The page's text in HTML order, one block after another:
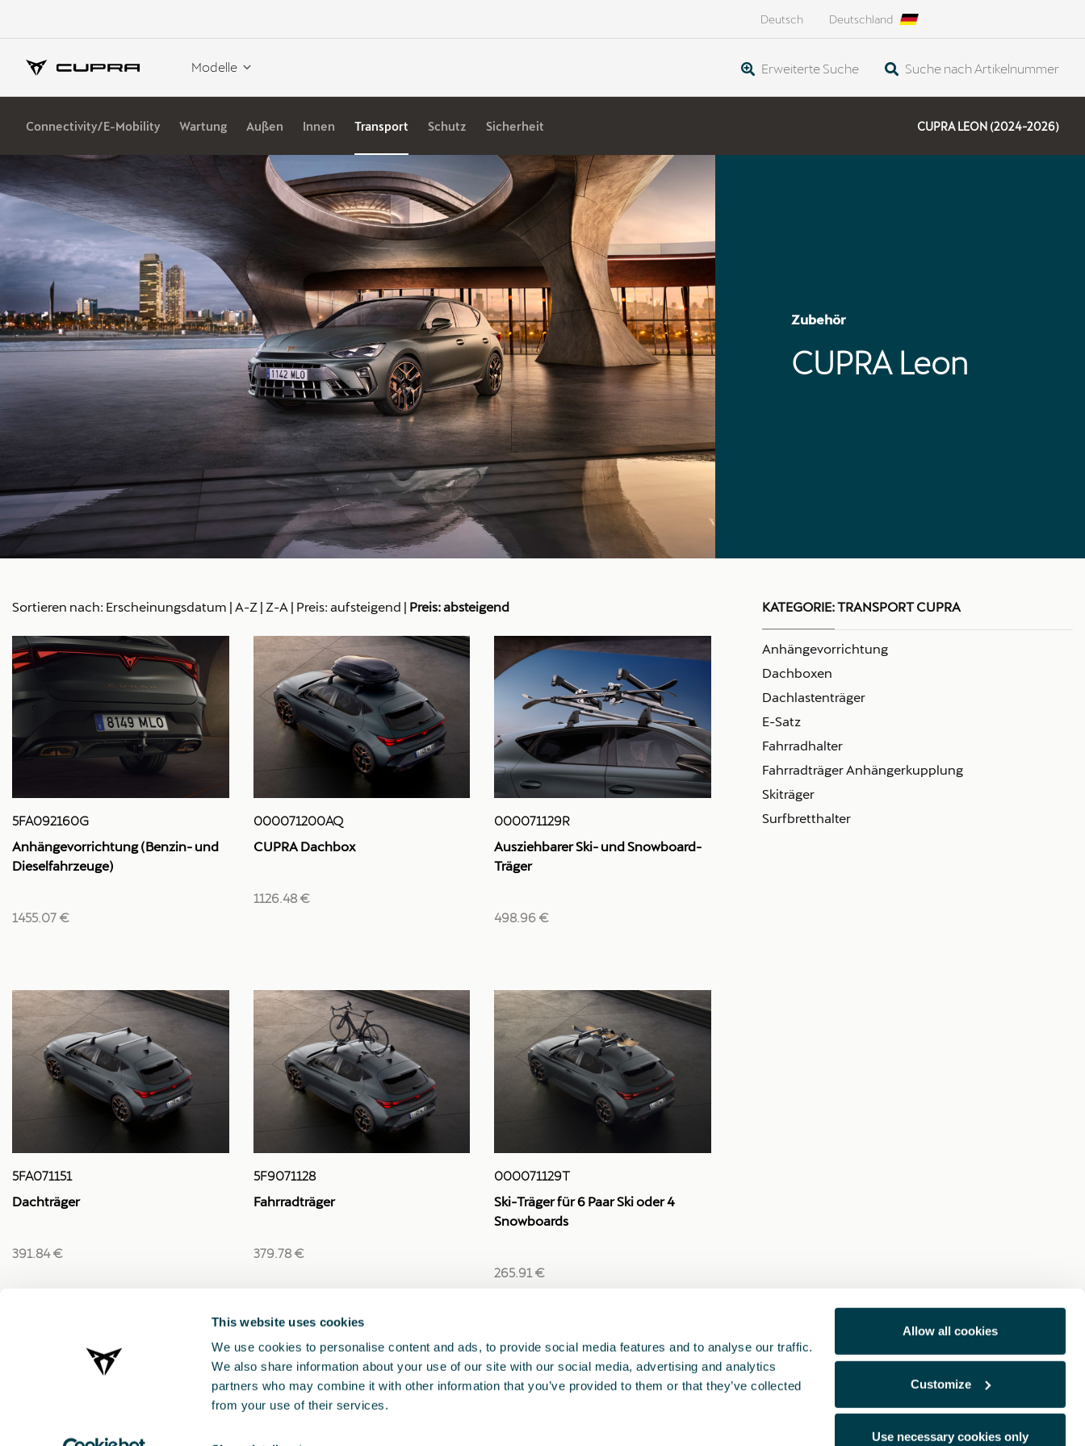
This website uses cookies
We use cookies to personalise content and ads, to provide social media features and to analyse our traffic.
We also share information about your use of our site with our social media, advertising and analytics
partners who may combine it with other information that you’ve provided to them or that they’ve collected
from your use of their services.
Allow all cookies
Customize
Use necessary cookies only
Deutsch Deutschland
Modelle Erweiterte Suche Suche nach Artikelnummer
Connectivity/E-Mobility Wartung Außen Innen Transport Schutz Sicherheit CUPRA LEON (2024-2026)
Zubehör
CUPRA Leon
Sortieren nach: Erscheinungsdatum | A-Z | Z-A | Preis: aufsteigend | Preis: absteigend
5FA092160G
Anhängevorrichtung (Benzin- und
Dieselfahrzeuge)
1455.07 €
000071200AQ
CUPRA Dachbox
1126.48 €
000071129R
Ausziehbarer Ski- und Snowboard-
Träger
498.96 €
5FA071151
Dachträger
391.84 €
5F9071128
Fahrradträger
379.78 €
000071129T
Ski-Träger für 6 Paar Ski oder 4
Snowboards
265.91 €
KATEGORIE:TRANSPORT CUPRA
Anhängevorrichtung
Dachboxen
Dachlastenträger
E-Satz
Fahrradhalter
Fahrradträger Anhängerkupplung
Skiträger
Surfbretthalter